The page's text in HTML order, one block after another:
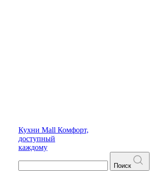
Кухни Mall Комфорт,
доступный
каждому
Поиск